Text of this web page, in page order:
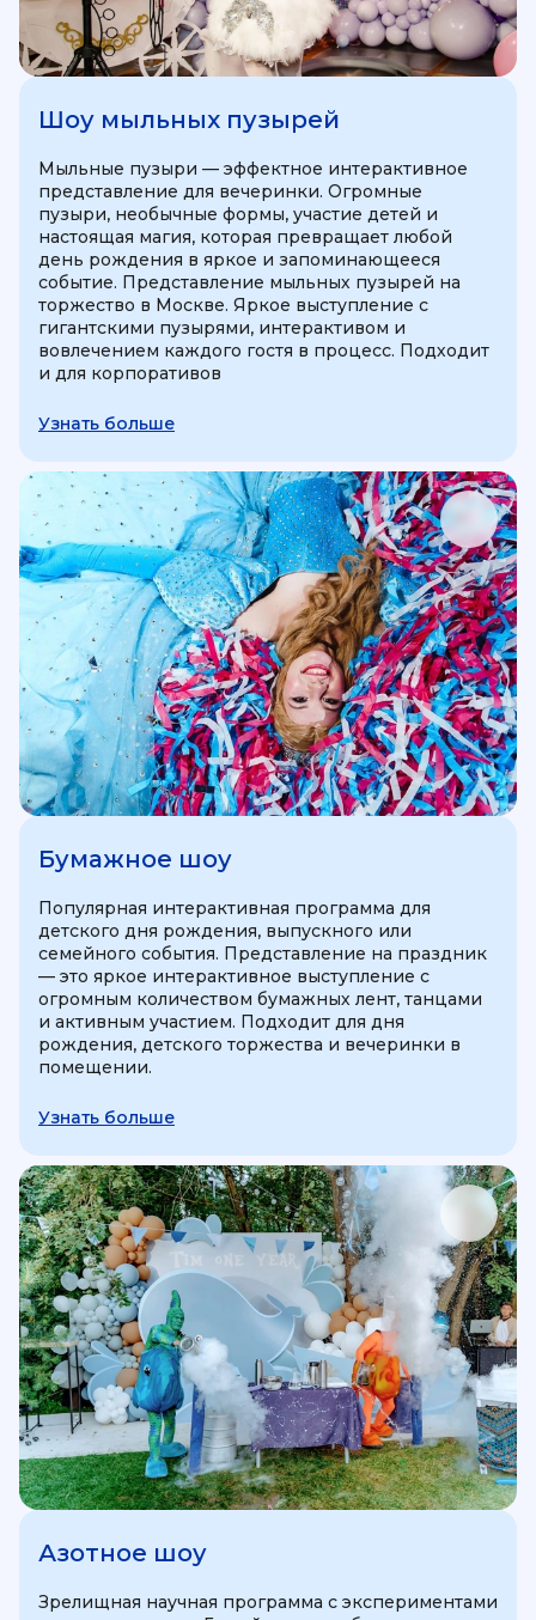
Шоу мыльных пузырей
Мыльные пузыри — эффектное интерактивное
представление для вечеринки. Огромные
пузыри, необычные формы, участие детей и
настоящая магия, которая превращает любой
день рождения в яркое и запоминающееся
событие. Представление мыльных пузырей на
торжество в Москве. Яркое выступление с
гигантскими пузырями, интерактивом и
вовлечением каждого гостя в процесс. Подходит
и для корпоративов
Узнать больше
Бумажное шоу
Популярная интерактивная программа для
детского дня рождения, выпускного или
семейного события. Представление на праздник
— это яркое интерактивное выступление с
огромным количеством бумажных лент, танцами
и активным участием. Подходит для дня
рождения, детского торжества и вечеринки в
помещении.
Узнать больше
Азотное шоу
Зрелищная научная программа с экспериментами